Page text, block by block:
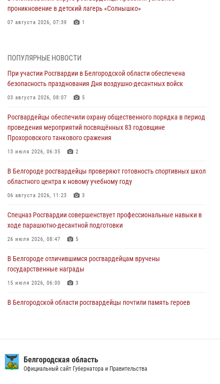
проникновение в детский лагерь «Солнышко»
07 августа 2026, 07:39 1
Подвиги героев‑росгвардейцев увековечили в новой музейной
экспозиции белгородского музея‑диорамы «Курская битва.
06 августа 2026, 12:05 3
В Белгороде росгвардейцы проверяют готовность спортивных школ
областного центра к новому учебному году
Росгвардия обеспечила общественную безопасность празднования
83-й годовщины освобождения г. Белгорода от немецко -
06 августа 2026, 06:54 3
Офицеры Росгвардии и ветераны войск правопорядка почтили
05 августа 2026, 17:12 2
ПОПУЛЯРНЫЕ НОВОСТИ
При участии Росгвардии в Белгородской области обеспечена
безопасность празднования Дня воздушно-десантных войск
03 августа 2026, 08:07 5
Росгвардейцы обеспечили охрану общественного порядка в период
проведения мероприятий посвящённых 83 годовщине
Прохоровского танкового сражения
13 июля 2026, 06:35 2
В Белгороде росгвардейцы проверяют готовность спортивных школ
областного центра к новому учебному году
06 августа 2026, 11:23 3
Спецназ Росгвардии совершенствует профессиональные навыки в
ходе парашютно-десантной подготовки
26 июля 2026, 08:47 5
В Белгороде отличившимся росгвардейцам вручены
государственные награды
15 июля 2026, 06:00 3
В Белгородской области росгвардейцы почтили память героев
беседу по профилактике аварийности
09 июля 2026, 10:07
Белгородская область
Официальный сайт Губернатора и Правительства